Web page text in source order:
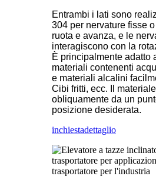
Entrambi i lati sono
304 per nervature fisse
ruota e avanza, e le
interagiscono con la
È principalmente adatto
materiali contenenti
e materiali alcalini
Cibi fritti, ecc. Il
obliquamente da un
posizione desiderata.
inchiestadettaglio